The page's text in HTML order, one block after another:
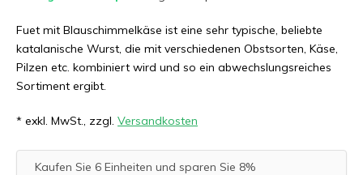
Fuet mit Blauschimmelkäse ist eine sehr typische, beliebte
katalanische Wurst, die mit verschiedenen Obstsorten, Käse,
Pilzen etc. kombiniert wird und so ein abwechslungsreiches
Sortiment ergibt.
* exkl. MwSt., zzgl. Versandkosten
Kaufen Sie 6 Einheiten und sparen Sie 8%